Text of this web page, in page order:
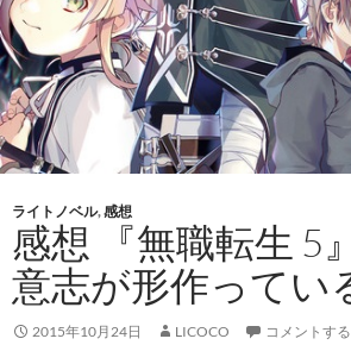
ス
キ
ッ
プ
ライトノベル,感想
感想 『無職転生 5
意志が形作ってい
2015年10月24日 LICOCO コメントする